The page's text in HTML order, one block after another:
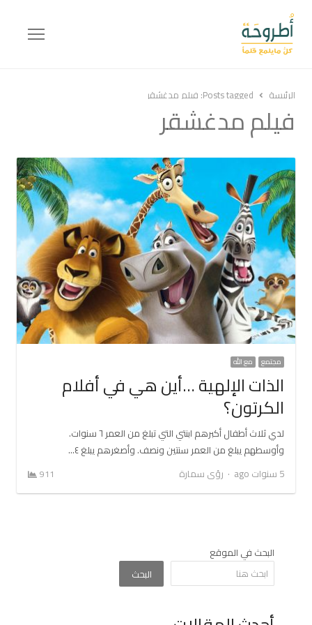
Menu
الرئيسة Posts tagged: فيلم مدغشقر
فيلم مدغشقر
مجتمع مع الله
الذات الإلهية …أين هي في أفلام
الكرتون؟
لدي ثلاث أطفال أكبرهم ابنتي التي تبلغ من العمر ٦ سنوات.
وأوسطهم يبلغ من العمر سنتين ونصف. وأصغرهم يبلغ ٤…
5 سنوات ago
Author
رؤى سمارة 911
البحث في الموقع
البحث